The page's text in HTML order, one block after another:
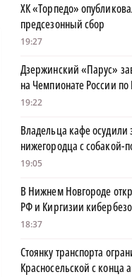
ХК «Торпедо»
предсезонный сбор
19:27
Дзержинский «Парус»
на Чемпионате России
19:22
Владельца кафе осудили
нижегородца с собакой-
19:05
В Нижнем Новгороде
РФ и Киргизии
18:37
Стоянку транспорта
Красносельской с конца